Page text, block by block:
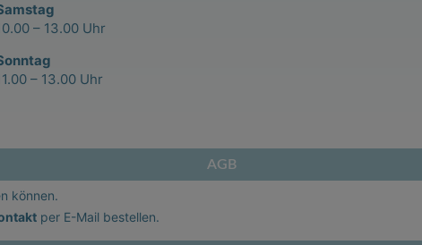
– 13.00 Uhr
– 13.00 Uhr
AGB
können.
per E-Mail bestellen.